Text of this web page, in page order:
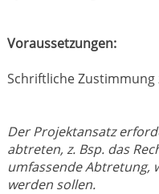
Voraussetzungen:
Schriftliche
Der Projektansatz
abtreten, z. Bsp. das
umfassende Abtretung,
werden sollen.